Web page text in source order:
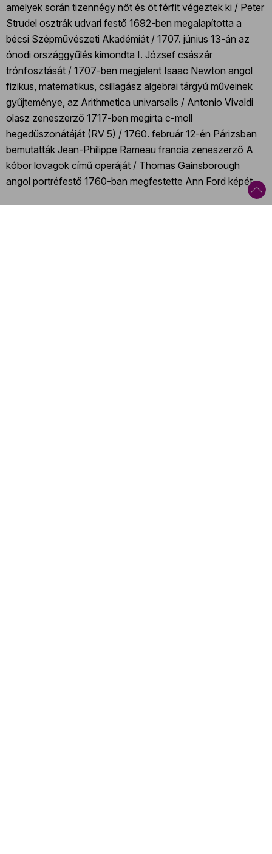
amelyek során tizennégy nőt és öt férfit végeztek ki / Peter
Strudel osztrák udvari festő 1692-ben megalapította a
bécsi Szépművészeti Akadémiát / 1707. június 13-án az
ónodi országgyűlés kimondta I. József császár
trónfosztását / 1707-ben megjelent Isaac Newton angol
fizikus, matematikus, csillagász algebrai tárgyú műveinek
gyűjteménye, az Arithmetica univarsalis / Antonio Vivaldi
olasz zeneszerző 1717-ben megírta c-moll
hegedűszonátáját (RV 5) / 1760. február 12-én Párizsban
bemutatták Jean-Philippe Rameau francia zeneszerző A
kóbor lovagok című operáját / Thomas Gainsborough
angol portréfestő 1760-ban megfestette Ann Ford képét